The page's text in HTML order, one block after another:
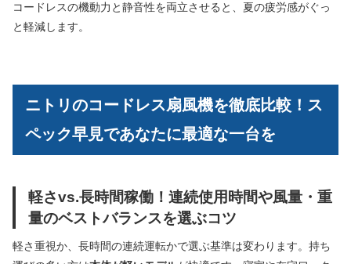
コードレスの機動力と静音性を両立させると、夏の疲労感がぐっ
と軽減します。
ニトリのコードレス扇風機を徹底比較！ス
ペック早見であなたに最適な一台を
軽さvs.長時間稼働！連続使用時間や風量・重
量のベストバランスを選ぶコツ
軽さ重視か、長時間の連続運転かで選ぶ基準は変わります。持ち